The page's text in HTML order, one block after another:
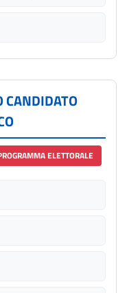
CANDIDATO
ELETTORALE